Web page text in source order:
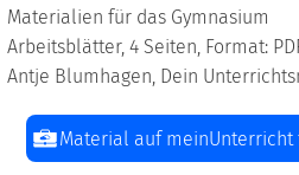
Materialien für das Gymnasium
Arbeitsblätter, 4 Seiten, Format:
Antje Blumhagen, Dein
Material auf meinUnterricht